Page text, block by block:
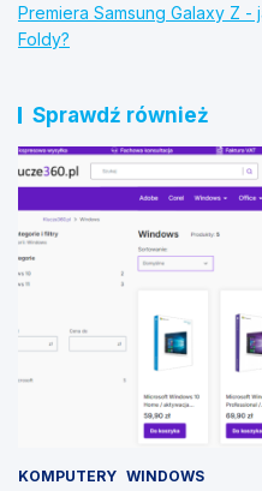
Premiera Samsung Galaxy Z
Foldy?
Sprawdź również
KOMPUTERY WINDOWS